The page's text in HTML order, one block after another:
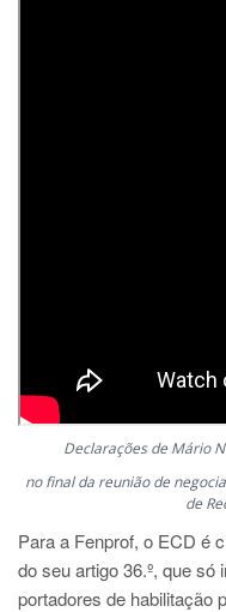
Declarações de Mário
no final da reunião de
de
Para a Fenprof, o ECD é
do seu artigo 36.º, que
portadores de habilitação